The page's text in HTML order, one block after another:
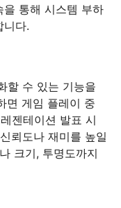
을 통해 시스템 부하
니다.
할 수 있는 기능을
면 게임 플레이 중
젠테이션 발표 시
뢰도나 재미를 높일
크기, 투명도까지